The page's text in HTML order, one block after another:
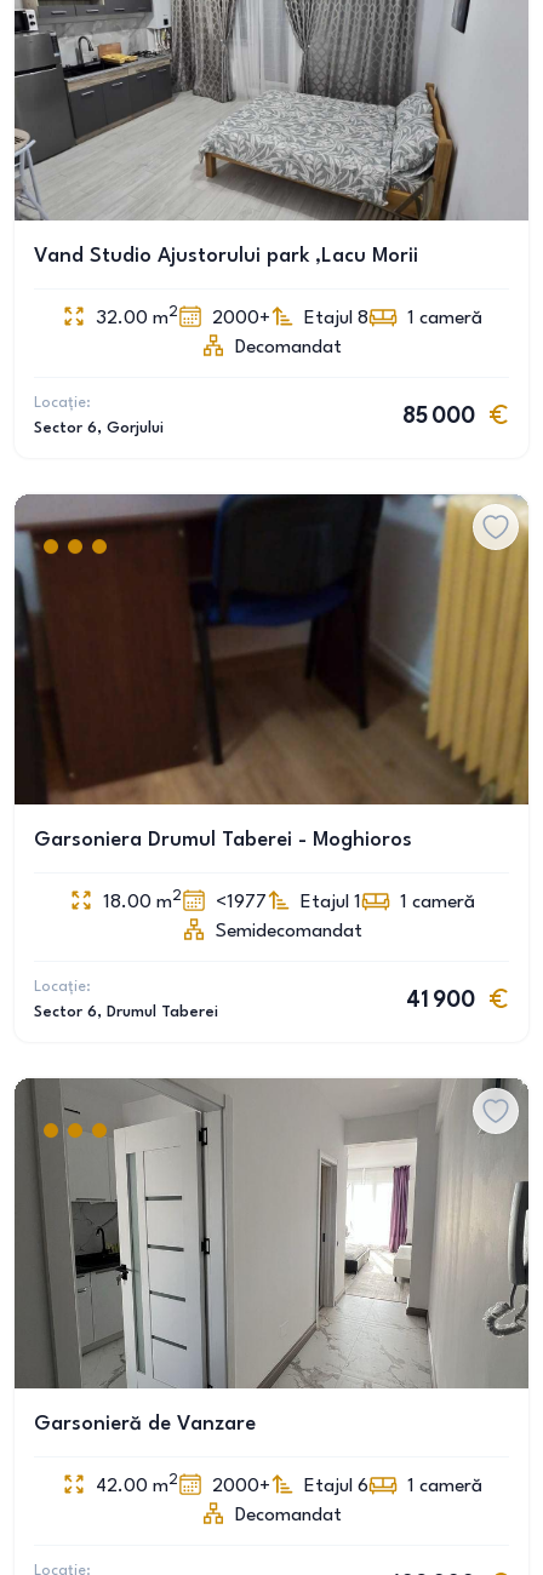
Vand Studio Ajustorului park ,Lacu Morii
32.00 m2 2000+ Etajul 8 1 cameră
Decomandat
Locație:
Sector 6, Gorjului
85 000
Garsoniera Drumul Taberei - Moghioros
18.00 m2 <1977 Etajul 1 1 cameră
Semidecomandat
Locație:
Sector 6, Drumul Taberei
41 900
Garsonieră de Vanzare
42.00 m2 2000+ Etajul 6 1 cameră
Decomandat
Locație: